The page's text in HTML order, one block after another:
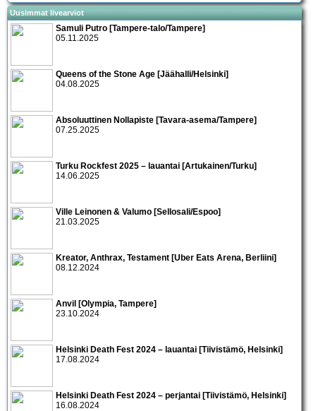
Uusimmat livearviot
Samuli Putro [Tampere-talo/Tampere]
05.11.2025
Queens of the Stone Age [Jäähalli/Helsinki]
04.08.2025
Absoluuttinen Nollapiste [Tavara-asema/Tampere]
07.25.2025
Turku Rockfest 2025 – lauantai [Artukainen/Turku]
14.06.2025
Ville Leinonen & Valumo [Sellosali/Espoo]
21.03.2025
Kreator, Anthrax, Testament [Uber Eats Arena, Berliini]
08.12.2024
Anvil [Olympia, Tampere]
23.10.2024
Helsinki Death Fest 2024 – lauantai [Tiivistämö, Helsinki]
17.08.2024
Helsinki Death Fest 2024 – perjantai [Tiivistämö, Helsinki]
16.08.2024